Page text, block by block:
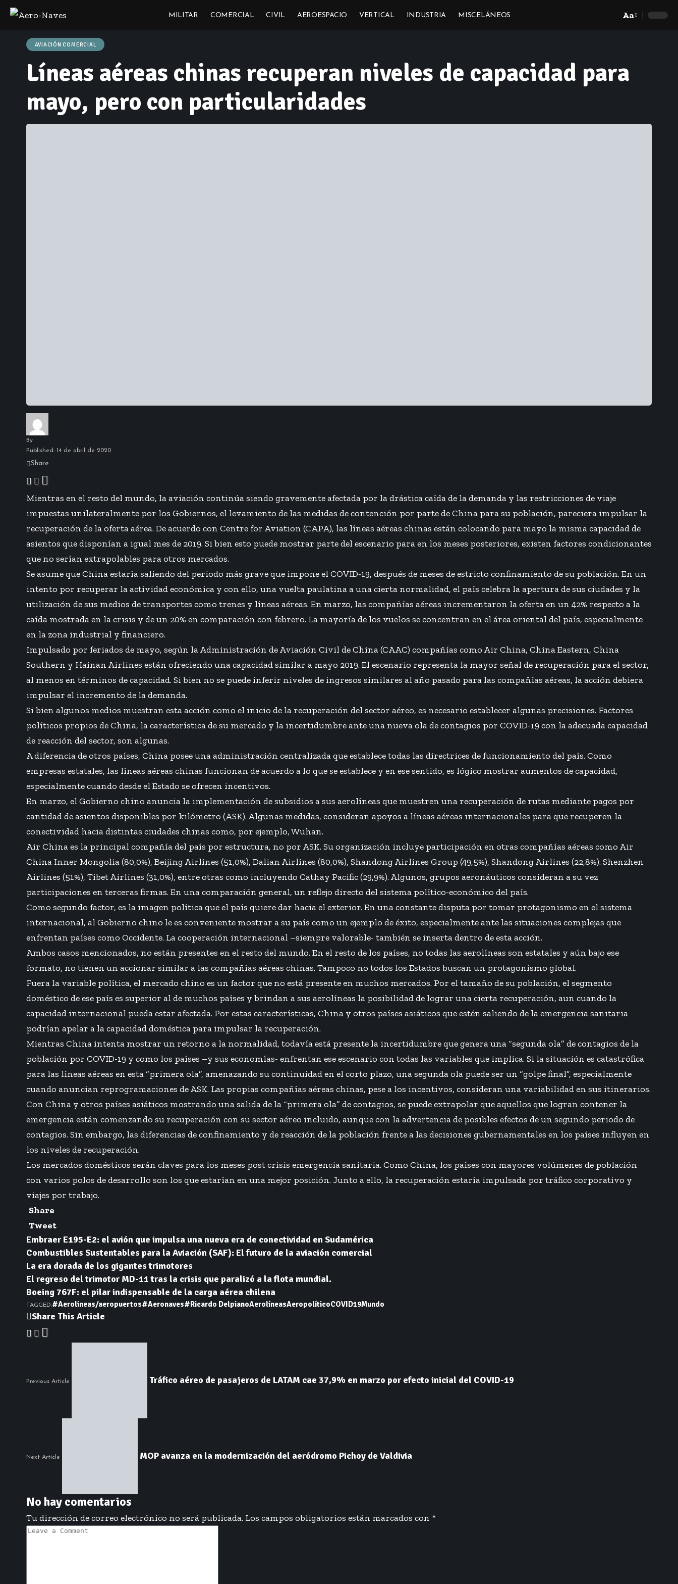
MILITAR COMERCIAL CIVIL AEROESPACIO VERTICAL INDUSTRIA MISCELÁNEOS
Font
Aa
AVIACIÓN COMERCIAL
Líneas aéreas chinas recuperan niveles de capacidad para
mayo, pero con particularidades
By
Published: 14 de abril de 2020
Share
Mientras en el resto del mundo, la aviación continúa siendo gravemente afectada por la drástica caída de la demanda y las restricciones de viaje
impuestas unilateralmente por los Gobiernos, el levamiento de las medidas de contención por parte de China para su población, pareciera impulsar la
recuperación de la oferta aérea. De acuerdo con Centre for Aviation (CAPA), las líneas aéreas chinas están colocando para mayo la misma capacidad de
asientos que disponían a igual mes de 2019. Si bien esto puede mostrar parte del escenario para en los meses posteriores, existen factores condicionantes
que no serían extrapolables para otros mercados.
Se asume que China estaría saliendo del periodo más grave que impone el COVID-19, después de meses de estricto confinamiento de su población. En un
intento por recuperar la actividad económica y con ello, una vuelta paulatina a una cierta normalidad, el país celebra la apertura de sus ciudades y la
utilización de sus medios de transportes como trenes y líneas aéreas. En marzo, las compañías aéreas incrementaron la oferta en un 42% respecto a la
caída mostrada en la crisis y de un 20% en comparación con febrero. La mayoría de los vuelos se concentran en el área oriental del país, especialmente
en la zona industrial y financiero.
Impulsado por feriados de mayo, según la Administración de Aviación Civil de China (CAAC) compañías como Air China, China Eastern, China
Southern y Hainan Airlines están ofreciendo una capacidad similar a mayo 2019. El escenario representa la mayor señal de recuperación para el sector,
al menos en términos de capacidad. Si bien no se puede inferir niveles de ingresos similares al año pasado para las compañías aéreas, la acción debiera
impulsar el incremento de la demanda.
Si bien algunos medios muestran esta acción como el inicio de la recuperación del sector aéreo, es necesario establecer algunas precisiones. Factores
políticos propios de China, la característica de su mercado y la incertidumbre ante una nueva ola de contagios por COVID-19 con la adecuada capacidad
de reacción del sector, son algunas.
A diferencia de otros países, China posee una administración centralizada que establece todas las directrices de funcionamiento del país. Como
empresas estatales, las líneas aéreas chinas funcionan de acuerdo a lo que se establece y en ese sentido, es lógico mostrar aumentos de capacidad,
especialmente cuando desde el Estado se ofrecen incentivos.
En marzo, el Gobierno chino anuncia la implementación de subsidios a sus aerolíneas que muestren una recuperación de rutas mediante pagos por
cantidad de asientos disponibles por kilómetro (ASK). Algunas medidas, consideran apoyos a líneas aéreas internacionales para que recuperen la
conectividad hacia distintas ciudades chinas como, por ejemplo, Wuhan.
Air China es la principal compañía del país por estructura, no por ASK. Su organización incluye participación en otras compañías aéreas como Air
China Inner Mongolia (80,0%), Beijing Airlines (51,0%), Dalian Airlines (80,0%), Shandong Airlines Group (49,5%), Shandong Airlines (22,8%). Shenzhen
Airlines (51%), Tibet Airlines (31,0%), entre otras como incluyendo Cathay Pacific (29,9%). Algunos, grupos aeronáuticos consideran a su vez
participaciones en terceras firmas. En una comparación general, un reflejo directo del sistema político-económico del país.
Como segundo factor, es la imagen política que el país quiere dar hacia el exterior. En una constante disputa por tomar protagonismo en el sistema
internacional, al Gobierno chino le es conveniente mostrar a su país como un ejemplo de éxito, especialmente ante las situaciones complejas que
enfrentan países como Occidente. La cooperación internacional –siempre valorable- también se inserta dentro de esta acción.
Ambos casos mencionados, no están presentes en el resto del mundo. En el resto de los países, no todas las aerolíneas son estatales y aún bajo ese
formato, no tienen un accionar similar a las compañías aéreas chinas. Tampoco no todos los Estados buscan un protagonismo global.
Fuera la variable política, el mercado chino es un factor que no está presente en muchos mercados. Por el tamaño de su población, el segmento
doméstico de ese país es superior al de muchos países y brindan a sus aerolíneas la posibilidad de lograr una cierta recuperación, aun cuando la
capacidad internacional pueda estar afectada. Por estas características, China y otros países asiáticos que estén saliendo de la emergencia sanitaria
podrían apelar a la capacidad doméstica para impulsar la recuperación.
Mientras China intenta mostrar un retorno a la normalidad, todavía está presente la incertidumbre que genera una “segunda ola” de contagios de la
población por COVID-19 y como los países –y sus economías- enfrentan ese escenario con todas las variables que implica. Si la situación es catastrófica
para las líneas aéreas en esta “primera ola”, amenazando su continuidad en el corto plazo, una segunda ola puede ser un “golpe final”, especialmente
cuando anuncian reprogramaciones de ASK. Las propias compañías aéreas chinas, pese a los incentivos, consideran una variabilidad en sus itinerarios.
Con China y otros países asiáticos mostrando una salida de la “primera ola” de contagios, se puede extrapolar que aquellos que logran contener la
emergencia están comenzando su recuperación con su sector aéreo incluido, aunque con la advertencia de posibles efectos de un segundo periodo de
contagios. Sin embargo, las diferencias de confinamiento y de reacción de la población frente a las decisiones gubernamentales en los países influyen en
los niveles de recuperación.
Los mercados domésticos serán claves para los meses post crisis emergencia sanitaria. Como China, los países con mayores volúmenes de población
con varios polos de desarrollo son los que estarían en una mejor posición. Junto a ello, la recuperación estaría impulsada por tráfico corporativo y
viajes por trabajo.
Share
Tweet
Embraer E195-E2: el avión que impulsa una nueva era de conectividad en Sudamérica
Combustibles Sustentables para la Aviación (SAF): El futuro de la aviación comercial
La era dorada de los gigantes trimotores
El regreso del trimotor MD-11 tras la crisis que paralizó a la flota mundial.
Boeing 767F: el pilar indispensable de la carga aérea chilena
TAGGED:#Aerolineas/aeropuertos#Aeronaves#Ricardo DelpianoAerolíneasAeropolíticoCOVID19Mundo
Share This Article
Previous Article Tráfico aéreo de pasajeros de LATAM cae 37,9% en marzo por efecto inicial del COVID-19
Next Article MOP avanza en la modernización del aeródromo Pichoy de Valdivia
No hay comentarios
Tu dirección de correo electrónico no será publicada. Los campos obligatorios están marcados con *